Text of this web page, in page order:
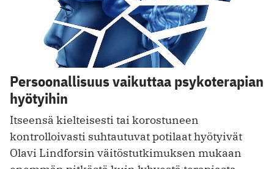
Persoonallisuus vaikuttaa psykoterapian
hyötyihin
Itseensä kielteisesti tai korostuneen
kontrolloivasti suhtautuvat potilaat hyötyivät
Olavi Lindforsin väitöstutkimuksen mukaan